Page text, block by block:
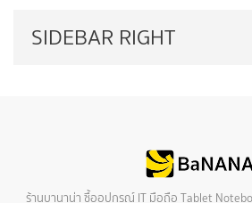
SIDEBAR RIGHT
ร้านบานาน่า ซื้ออุปกรณ์ IT มือถือ Tablet